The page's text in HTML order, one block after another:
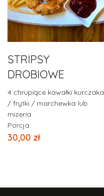
STRIPSY
DROBIOWE
4 chrupiące kawałki kurczaka
/ frytki / marchewka lub
mizeria
Porcja
30,00 zł